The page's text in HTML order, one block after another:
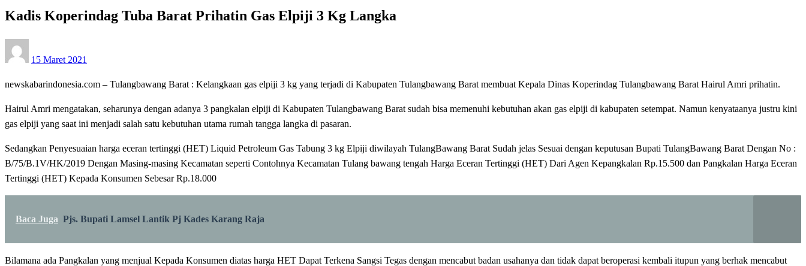
Kadis Koperindag Tuba Barat Prihatin Gas Elpiji 3 Kg Langka
on
15 Maret 2021
newskabarindonesia.com – Tulangbawang Barat : Kelangkaan gas elpiji 3 kg yang terjadi di Kabupaten Tulangbawang Barat membuat Kepala Dinas Koperindag Tulangbawang Barat Hairul Amri prihatin.
Hairul Amri mengatakan, seharunya dengan adanya 3 pangkalan elpiji di Kabupaten Tulangbawang Barat sudah bisa memenuhi kebutuhan akan gas elpiji di kabupaten setempat. Namun kenyataanya justru kini
gas elpiji yang saat ini menjadi salah satu kebutuhan utama rumah tangga langka di pasaran.
Sedangkan Penyesuaian harga eceran tertinggi (HET) Liquid Petroleum Gas Tabung 3 kg Elpiji diwilayah TulangBawang Barat Sudah jelas Sesuai dengan keputusan Bupati TulangBawang Barat Dengan No :
B/75/B.1V/HK/2019 Dengan Masing-masing Kecamatan seperti Contohnya Kecamatan Tulang bawang tengah Harga Eceran Tertinggi (HET) Dari Agen Kepangkalan Rp.15.500 dan Pangkalan Harga Eceran
Tertinggi (HET) Kepada Konsumen Sebesar Rp.18.000
Baca Juga Pjs. Bupati Lamsel Lantik Pj Kades Karang Raja
Bilamana ada Pangkalan yang menjual Kepada Konsumen diatas harga HET Dapat Terkena Sangsi Tegas dengan mencabut badan usahanya dan tidak dapat beroperasi kembali itupun yang berhak mencabut